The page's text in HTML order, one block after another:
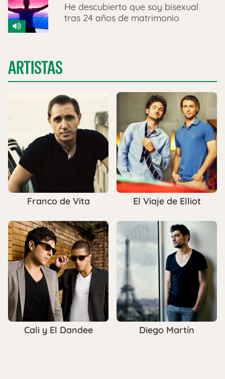
He descubierto que soy bisexual
tras 24 años de matrimonio
ARTISTAS
Franco de Vita El Viaje de Elliot
Cali y El Dandee Diego Martín